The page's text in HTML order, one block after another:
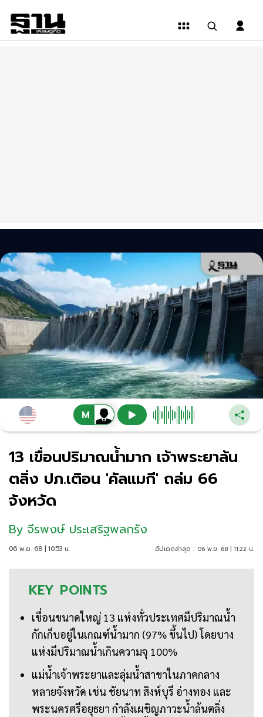
13 เขื่อนปริมาณน้ำมาก เจ้าพระยาล้น
ตลิ่ง ปภ.เติอน 'คัลแมกี' ถล่ม 66
จังหวัด
By จีรพงษ์ ประเสริฐพลกรัง
06 พ.ย. 68 | 10:53 น. อัปเดตล่าสุด : 06 พ.ย. 68 | 11:22 น.
KEY POINTS
เขื่อนขนาดใหญ่ 13 แห่งทั่วประเทศมีปริมาณน้ำ
กักเก็บอยู่ในเกณฑ์น้ำมาก (97% ขึ้นไป) โดยบาง
แห่งมีปริมาณน้ำเกินความจุ 100%
แม่น้ำเจ้าพระยาและลุ่มน้ำสาขาในภาคกลาง
หลายจังหวัด เช่น ชัยนาท สิงห์บุรี อ่างทอง และ
พระนครศรีอยุธยา กำลังเผชิญภาวะน้ำล้นตลิ่ง